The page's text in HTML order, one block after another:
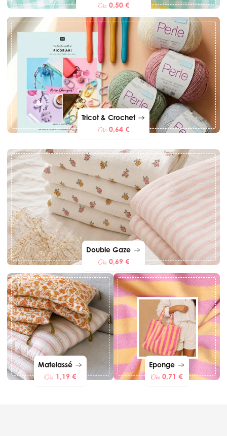
Dès 0,50 €
Tricot & Crochet
Dès 0,64 €
Double Gaze
Dès 0,69 €
Matelassé
Dès 1,19 €
Eponge
Dès 0,71 €